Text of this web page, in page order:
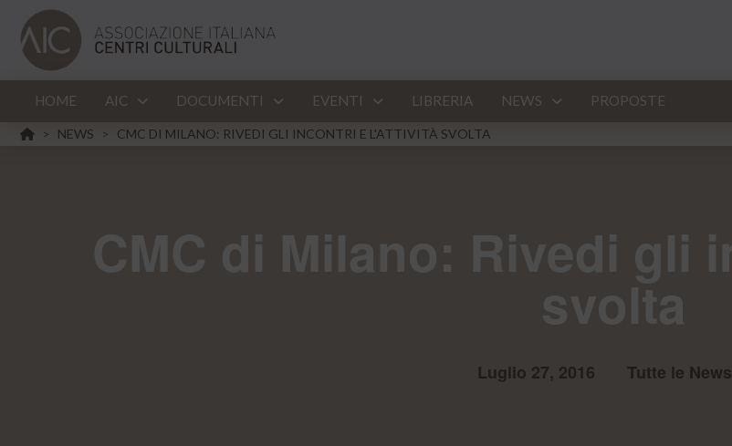
HOME AIC DOCUMENTI EVENTI LIBRERIA NEWS PROPOSTE
HOME
> NEWS > CMC DI MILANO: RIVEDI GLI INCONTRI E L'ATTIVITÀ SVOLTA
Luglio 27, 2016 Tutte le News